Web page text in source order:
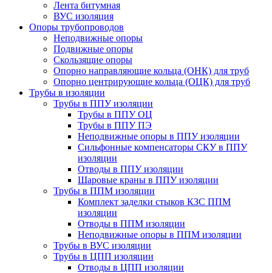
Лента битумная
ВУС изоляция
Опоры трубопроводов
Неподвижные опоры
Подвижные опоры
Скользящие опоры
Опорно направляющие кольца (ОНК) для труб
Опорно центрирующие кольца (ОЦК) для труб
Трубы в изоляции
Трубы в ППУ изоляции
Трубы в ППУ ОЦ
Трубы в ППУ ПЭ
Неподвижные опоры в ППУ изоляции
Сильфонные компенсаторы СКУ в ППУ
изоляции
Отводы в ППУ изоляции
Шаровые краны в ППУ изоляции
Трубы в ППМ изоляции
Комплект заделки стыков КЗС ППМ
изоляции
Отводы в ППМ изоляции
Неподвижные опоры в ППМ изоляции
Трубы в ВУС изоляции
Трубы в ЦПП изоляции
Отводы в ЦПП изоляции